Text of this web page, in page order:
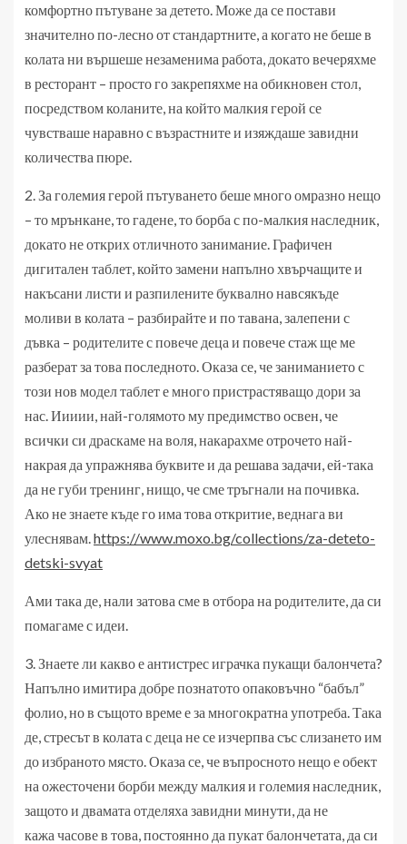
комфортно пътуване за детето. Може да се постави
значително по-лесно от стандартните, а когато не беше в
колата ни вършеше незаменима работа, докато вечеряхме
в ресторант – просто го закрепяхме на обикновен стол,
посредством коланите, на който малкия герой се
чувстваше наравно с възрастните и изяждаше завидни
количества пюре.
2. За големия герой пътуването беше много омразно нещо
– то мрънкане, то гадене, то борба с по-малкия наследник,
докато не открих отличното занимание. Графичен
дигитален таблет, който замени напълно хвърчащите и
накъсани листи и разпилените буквално навсякъде
моливи в колата – разбирайте и по тавана, залепени с
дъвка – родителите с повече деца и повече стаж ще ме
разберат за това последното. Оказа се, че заниманието с
този нов модел таблет е много пристрастяващо дори за
нас. Иииии, най-голямото му предимство освен, че
всички си драскаме на воля, накарахме отрочето най-
накрая да упражнява буквите и да решава задачи, ей-така
да не губи тренинг, нищо, че сме тръгнали на почивка.
Ако не знаете къде го има това откритие, веднага ви
улеснявам.https://www.moxo.bg/collections/za-deteto-
detski-svyat
Ами така де, нали затова сме в отбора на родителите, да си
помагаме с идеи.
3. Знаете ли какво е антистрес играчка пукащи балончета?
Напълно имитира добре познатото опаковъчно “бабъл”
фолио, но в същото време е за многократна употреба. Така
де, стресът в колата с деца не се изчерпва със слизането им
до избраното място. Оказа се, че въпросното нещо е обект
на ожесточени борби между малкия и големия наследник,
защото и двамата отделяха завидни минути, да не
кажа часове в това, постоянно да пукат балончетата, да си